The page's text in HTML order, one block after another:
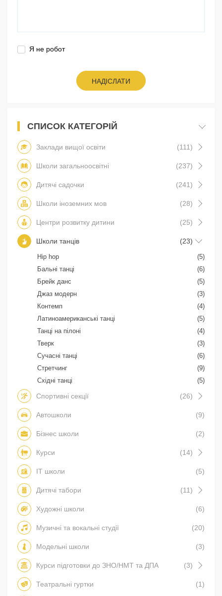
Я не робот
НАДІСЛАТИ
СПИСОК КАТЕГОРІЙ
Заклади вищої освіти (111)
Школи загальноосвітні (237)
Дитячі садочки (241)
Школи іноземних мов (28)
Центри розвитку дитини (25)
Школи танців (23)
Hip hop
(5)
Бальні танці
(6)
Брейк данс
(5)
Джаз модерн
(3)
Контемп
(4)
Латиноамериканські танці
(5)
Танці на пілоні
(4)
Тверк
(3)
Сучасні танці
(6)
Стретчинг
(9)
Східні танці
(5)
Спортивні секції (26)
Автошколи (9)
Бізнес школи (2)
Курси (14)
IT школи (5)
Дитячі табори (11)
Художні школи (6)
Музичні та вокальні студії (20)
Модельні школи (3)
Курси підготовки до ЗНО/НМТ та ДПА (3)
Театральні гуртки (1)